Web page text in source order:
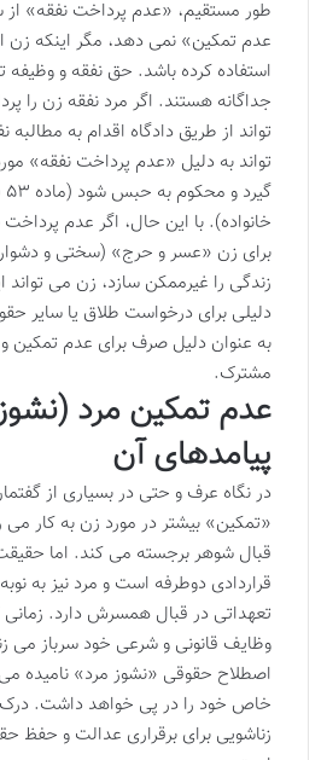
طور مستقیم، «عدم پرداخت نفقه»
عدم تمکین» نمی دهد، مگر اینکه
استفاده کرده باشد. حق نفقه و وظیفه
جداگانه هستند. اگر مرد نفقه زن را
تواند از طریق دادگاه اقدام به
تواند به دلیل «عدم پرداخت نفقه»
خانواده). با این حال، اگر عدم
برای زن «عسر و حرج» (سختی و
زندگی را غیرممکن سازد، زن می تواند
دلیلی برای درخواست طلاق یا سایر
به عنوان دلیل صرف برای عدم تمکین
مشترک.
عدم تمکین مرد
پیامدهای آن
در نگاه عرف و حتی در بسیاری از
«تمکین» بیشتر در مورد زن به کار می
قبال شوهر برجسته می کند. اما
قراردادی دوطرفه است و مرد نیز به
تعهداتی در قبال همسرش دارد. زمانی
وظایف قانونی و شرعی خود سرباز می
اصطلاح حقوقی «نشوز مرد» نامیده
خاص خود را در پی خواهد داشت. درک
زناشویی برای برقراری عدالت و حفظ